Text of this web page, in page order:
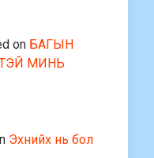
on БАГЫН
МИНЬ
Эхнийх нь бол